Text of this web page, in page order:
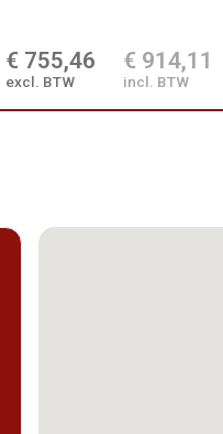
€ 755,46
excl. BTW
€ 914,11
incl. BTW